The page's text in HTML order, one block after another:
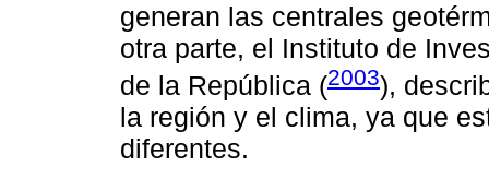
generan las centrales
otra parte, el Instituto de
de la República (2003),
la región y el clima, ya que
diferentes.